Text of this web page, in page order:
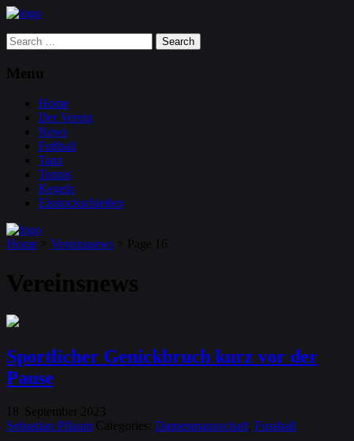
Search
for:
Menu
Home
Der Verein
News
Fußball
Tanz
Tennis
Kegeln
Eisstockschießen
Home Vereinsnews Page 16
Vereinsnews
Sportlicher Genickbruch kurz vor der
Pause
18 September
2023
Sebastian Pflaum Categories: Damenmannschaft Fussball